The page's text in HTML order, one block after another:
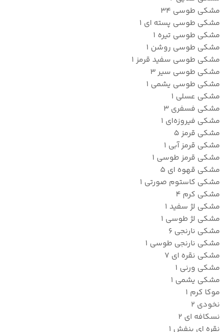
مشکی طوسی 34
مشکی طوسی پسته ای 1
مشکی طوسی تیره 1
مشکی طوسی روشن 1
مشکی طوسی سفید قرمز 1
مشکی طوسی سیر3
مشکی طوسی یشمی 1
مشکی عسلی 1
مشکی فسفری 3
مشکی فیروزه‌ای 1
مشکی قرمز 5
مشکی قرمز آبی 1
مشکی قرمز طوسی 1
مشکی قهوه ای 5
مشکی کاستوم صورتی 1
مشکی کرم 4
مشکی لژ سفید 1
مشکی لژ طوسی 1
مشکی نارنجی 6
مشکی نارنجی طوسی 1
مشکی نقره ای 7
مشکی ورنی 1
مشکی یشمی 1
موکا کرم 1
نخودی 2
نسکافه ای 2
نقره ای بنفش 1